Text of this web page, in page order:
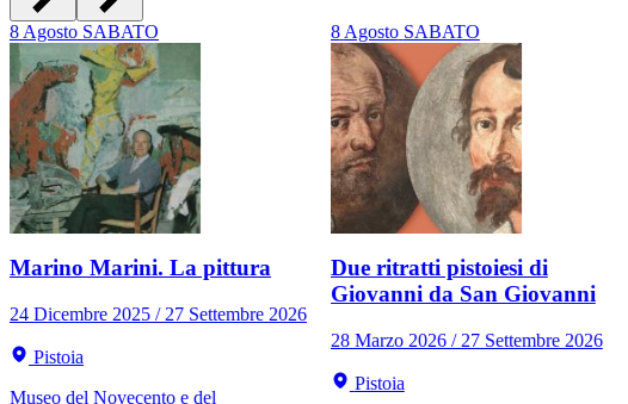
8 Agosto SABATO
Marino Marini. La pittura
24 Dicembre 2025 / 27 Settembre 2026
Pistoia
Museo del Novecento e del
8 Agosto SABATO
Due ritratti pistoiesi di
Giovanni da San Giovanni
28 Marzo 2026 / 27 Settembre 2026
Pistoia